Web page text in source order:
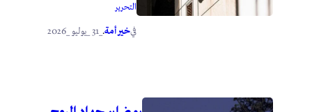
التحرير
فيخير أمة. _31 _يوليو _2026